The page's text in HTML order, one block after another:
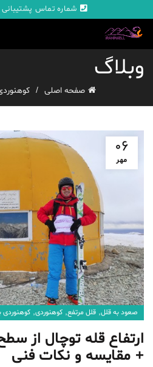
شماره تماس
وبلاگ
صفحه اصلی
06
مهر
صعود به قلل, قلل مرتفع, کوهنوردی, کوهنوردی
ارتفاع قله توچال از
+ مقایسه و نکات فنی